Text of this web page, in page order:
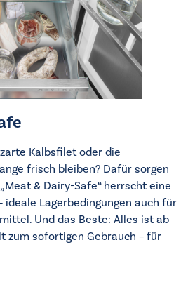
Kalbsfilet oder die
frisch bleiben? Dafür sorgen
& Dairy-Safe“ herrscht eine
ideale Lagerbedingungen auch für
Und das Beste: Alles ist ab
zum sofortigen Gebrauch – für